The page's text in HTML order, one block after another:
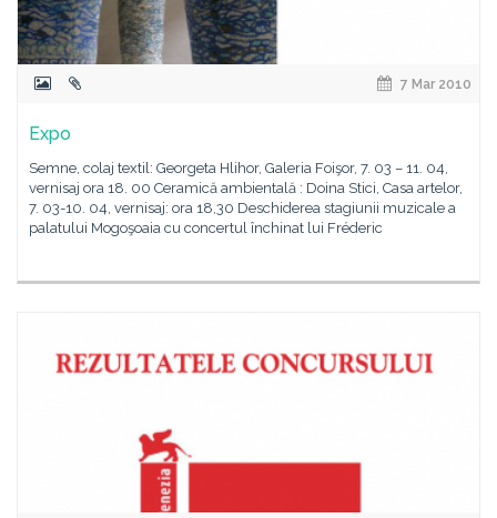
7 Mar 2010
Expo
Semne, colaj textil: Georgeta Hlihor, Galeria Foişor, 7. 03 – 11. 04,
vernisaj ora 18. 00 Ceramică ambientală : Doina Stici, Casa artelor,
7. 03-10. 04, vernisaj: ora 18,30 Deschiderea stagiunii muzicale a
palatului Mogoşoaia cu concertul închinat lui Fréderic